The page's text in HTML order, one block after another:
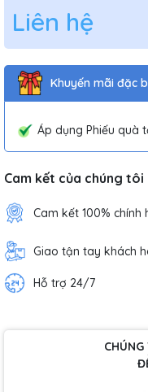
Liên hệ
Khuyến mãi đặc
Áp dụng Phiếu quà
Cam kết của chúng tôi
Cam kết 100% chính
Giao tận tay khách
Hỗ trợ 24/7